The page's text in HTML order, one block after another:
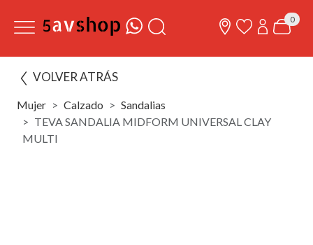
0
VOLVER ATRÁS
Mujer Calzado
Sandalias
TEVA SANDALIA MIDFORM UNIVERSAL CLAY
MULTI